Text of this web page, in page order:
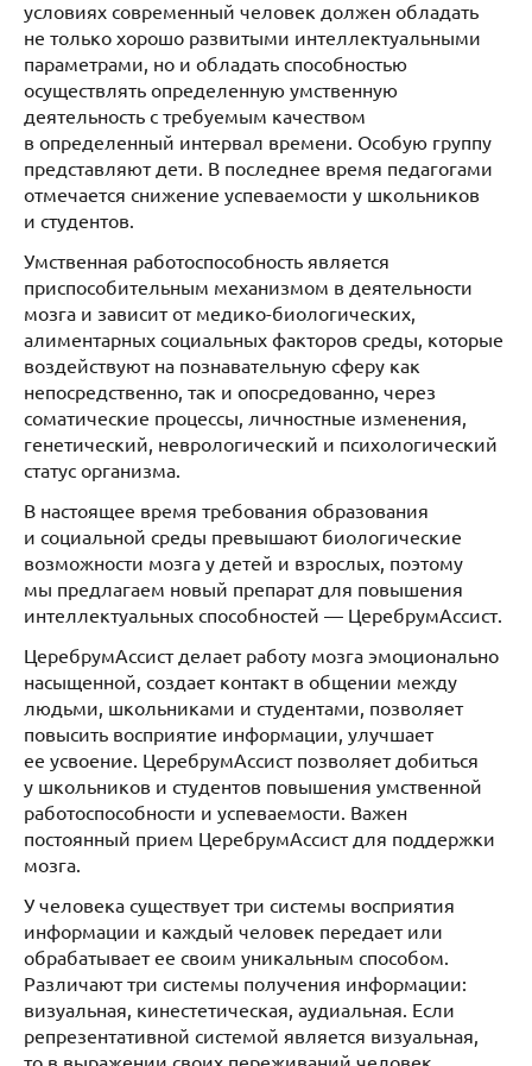
условиях современный человек должен обладать
не только хорошо развитыми интеллектуальными
параметрами, но и обладать способностью
осуществлять определенную умственную
деятельность с требуемым качеством
в определенный интервал времени. Особую группу
представляют дети. В последнее время педагогами
отмечается снижение успеваемости у школьников
и студентов.
Умственная работоспособность является
приспособительным механизмом в деятельности
мозга и зависит от медико-биологических,
алиментарных социальных факторов среды, которые
воздействуют на познавательную сферу как
непосредственно, так и опосредованно, через
соматические процессы, личностные изменения,
генетический, неврологический и психологический
статус организма.
В настоящее время требования образования
и социальной среды превышают биологические
возможности мозга у детей и взрослых, поэтому
мы предлагаем новый препарат для повышения
интеллектуальных способностей — ЦеребрумАссист.
ЦеребрумАссист делает работу мозга эмоционально
насыщенной, создает контакт в общении между
людьми, школьниками и студентами, позволяет
повысить восприятие информации, улучшает
ее усвоение. ЦеребрумАссист позволяет добиться
у школьников и студентов повышения умственной
работоспособности и успеваемости. Важен
постоянный прием ЦеребрумАссист для поддержки
мозга.
У человека существует три системы восприятия
информации и каждый человек передает или
обрабатывает ее своим уникальным способом.
Различают три системы получения информации:
визуальная, кинестетическая, аудиальная. Если
репрезентативной системой является визуальная,